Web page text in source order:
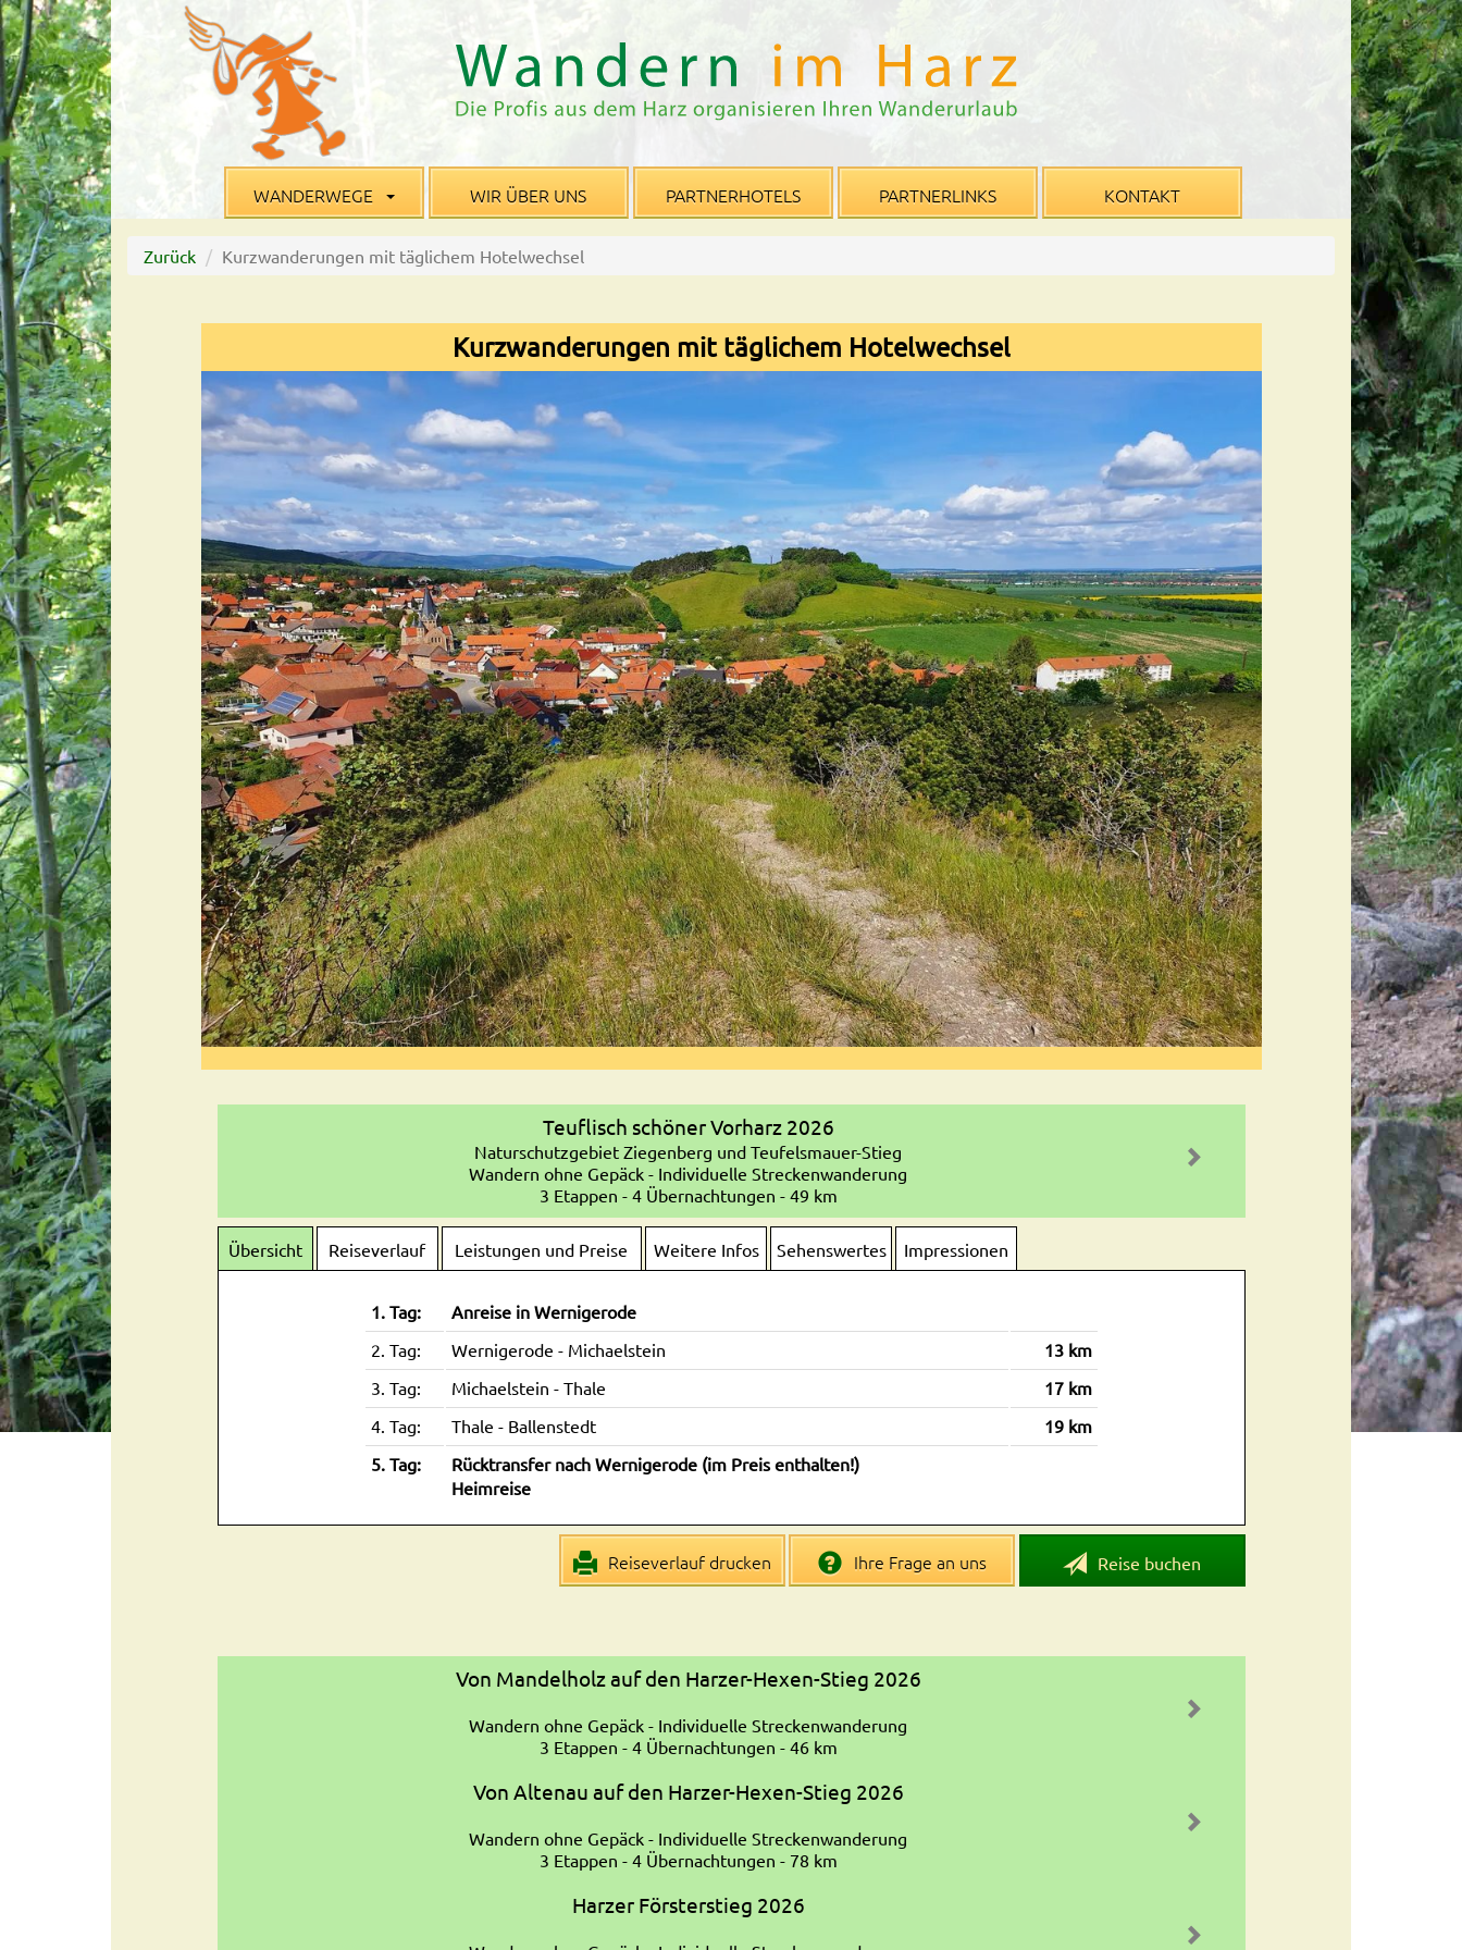
WANDERWEGE WIR ÜBER UNS PARTNERHOTELS PARTNERLINKS KONTAKT
Zurück Kurzwanderungen mit täglichem Hotelwechsel
Kurzwanderungen mit täglichem Hotelwechsel
Teuflisch schöner Vorharz 2026
Naturschutzgebiet Ziegenberg und Teufelsmauer-Stieg
Wandern ohne Gepäck - Individuelle Streckenwanderung
3 Etappen - 4 Übernachtungen - 49 km
Übersicht Reiseverlauf Leistungen und Preise Weitere Infos Sehenswertes Impressionen
1. Tag:
Anreise in Wernigerode
2. Tag:
Wernigerode - Michaelstein
13 km
3. Tag:
Michaelstein - Thale
17 km
4. Tag:
Thale - Ballenstedt
19 km
5. Tag:
Rücktransfer nach Wernigerode (im Preis enthalten!)
Heimreise
Reiseverlauf drucken Ihre Frage an uns Reise buchen
Von Mandelholz auf den Harzer-Hexen-Stieg 2026
Wandern ohne Gepäck - Individuelle Streckenwanderung
3 Etappen - 4 Übernachtungen - 46 km
Von Altenau auf den Harzer-Hexen-Stieg 2026
Wandern ohne Gepäck - Individuelle Streckenwanderung
3 Etappen - 4 Übernachtungen - 78 km
Harzer Försterstieg 2026